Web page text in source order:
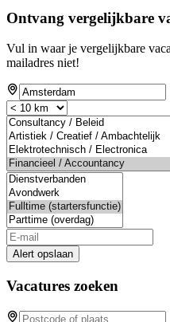
Ontvang vergelijkbare
Vul in waar je vergelijkbare
mailadres niet!
Alert opslaan
Vacatures zoeken